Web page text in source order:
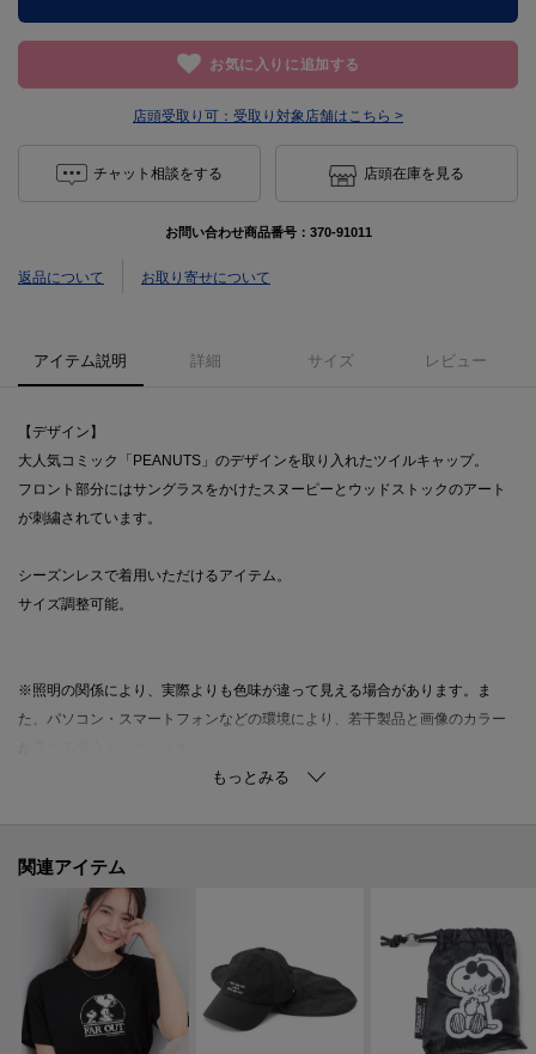
お気に入りに追加する
店頭受取り可： 受取り対象店舗はこちら >
チャット相談をする 店頭在庫を見る
お問い合わせ商品番号： 370-91011
返品について お取り寄せについて
アイテム説明 詳細 サイズ レビュー
【デザイン】
大人気コミック「PEANUTS」のデザインを取り入れたツイルキャップ。
フロント部分にはサングラスをかけたスヌーピーとウッドストックのアート
が刺繍されています。
シーズンレスで着用いただけるアイテム。
サイズ調整可能。
※照明の関係により、実際よりも色味が違って見える場合があります。ま
た、パソコン・スマートフォンなどの環境により、若干製品と画像のカラー
関連アイテム